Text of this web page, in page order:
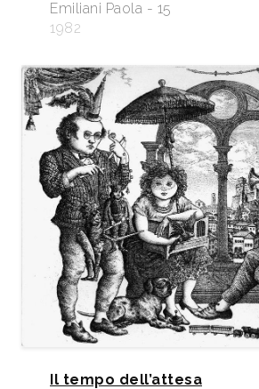
Emiliani Paola - 15
1982
Il tempo dell’attesa